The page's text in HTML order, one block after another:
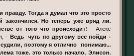
закончился. Но теперь уже вряд ли.
от того что происходит! - Алекс
- Ведь чуть по другому все пойди -
поэтому я отлично понимаю...
тоже. это только начало, Элисон.